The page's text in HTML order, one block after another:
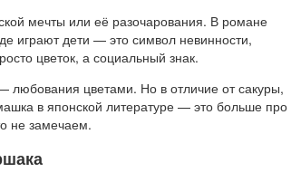
мечты или её разочарования. В романе
играют дети — это символ невинности,
цветок, а социальный знак.
любования цветами. Но в отличие от сакуры,
в японской литературе — это больше про
не замечаем.